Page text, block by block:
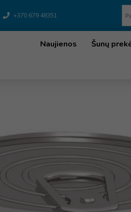
+370 679 48351
Naujienos Šunų